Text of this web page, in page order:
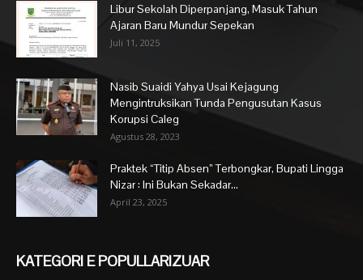
Libur Sekolah Diperpanjang, Masuk Tahun
Ajaran Baru Mundur Sepekan
Juli 11, 2025
Nasib Suaidi Yahya Usai Kejagung
Mengintruksikan Tunda Pengusutan Kasus
Korupsi Caleg
Agustus 28, 2023
Praktek “Titip Absen” Terbongkar, Bupati Lingga
Nizar : Ini Bukan Sekadar...
April 23, 2025
KATEGORI E POPULLARIZUAR